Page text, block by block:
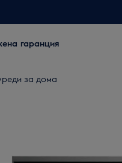
гаранция
за дома